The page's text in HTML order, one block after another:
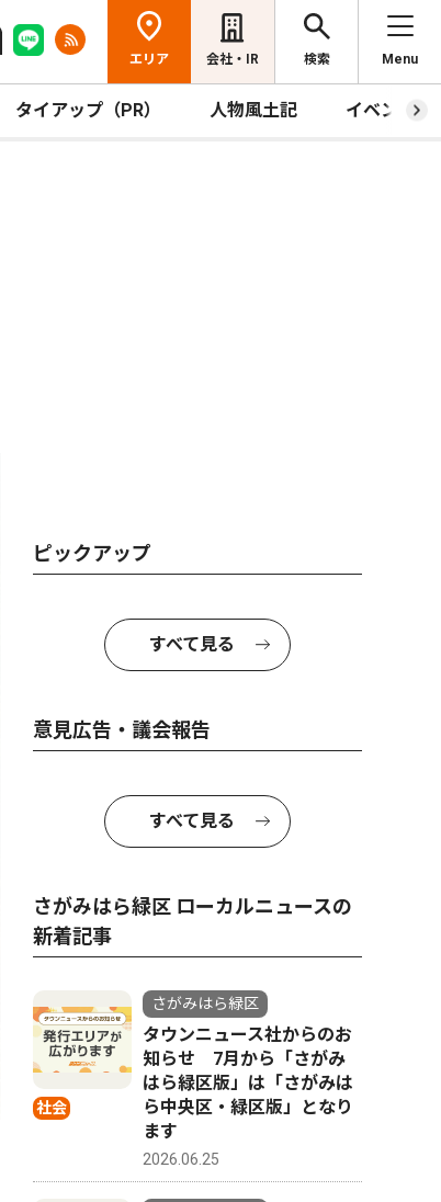
エリア 会社・IR 検索 Menu
タイアップ（PR） 人物風土記 イベント
ピックアップ
すべて見る
意見広告・議会報告
すべて見る
さがみはら緑区 ローカルニュースの
新着記事
社会
さがみはら緑区
タウンニュース社からのお
知らせ 7月から「さがみ
はら緑区版」は「さがみは
ら中央区・緑区版」となり
ます
2026.06.25